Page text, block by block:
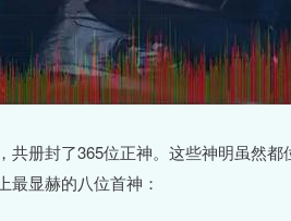
册封了365位正神。这些神明虽然都
最显赫的八位首神：